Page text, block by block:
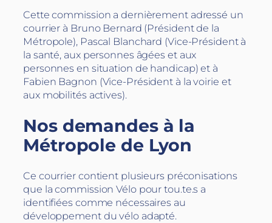
Cette commission a dernièrement adressé un
courrier à Bruno Bernard (Président de la
Métropole), Pascal Blanchard (Vice-Président à
la santé, aux personnes âgées et aux
personnes en situation de handicap) et à
Fabien Bagnon (Vice-Président à la voirie et
aux mobilités actives).
Nos demandes à la
Métropole de Lyon
Ce courrier contient plusieurs préconisations
que la commission Vélo pour tou.te.s a
identifiées comme nécessaires au
développement du vélo adapté.